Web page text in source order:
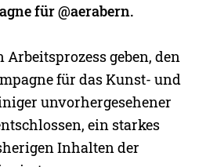
für @aerabern.
geben, den
für das Kunst- und
unvorhergesehener
ein starkes
Inhalten der